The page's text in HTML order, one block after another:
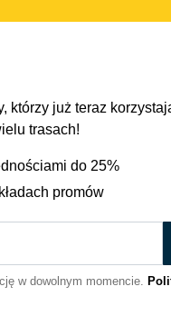
którzy już teraz
trasach!
do 25%
promów
w dowolnym momencie.